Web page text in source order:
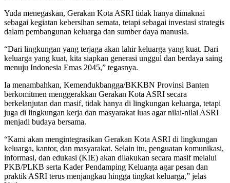
Yuda menegaskan, Gerakan Kota ASRI tidak hanya dimaknai
sebagai kegiatan kebersihan semata, tetapi sebagai investasi strategis
dalam pembangunan keluarga dan sumber daya manusia.
“Dari lingkungan yang terjaga akan lahir keluarga yang kuat. Dari
keluarga yang kuat, kita siapkan generasi unggul dan berdaya saing
menuju Indonesia Emas 2045,” tegasnya.
Ia menambahkan, Kemendukbangga/BKKBN Provinsi Banten
berkomitmen menggerakkan Gerakan Kota ASRI secara
berkelanjutan dan masif, tidak hanya di lingkungan keluarga, tetapi
juga di lingkungan kerja dan masyarakat luas agar nilai-nilai ASRI
menjadi budaya bersama.
“Kami akan mengintegrasikan Gerakan Kota ASRI di lingkungan
keluarga, kantor, dan masyarakat. Selain itu, penguatan komunikasi,
informasi, dan edukasi (KIE) akan dilakukan secara masif melalui
PKB/PLKB serta Kader Pendamping Keluarga agar pesan dan
praktik ASRI terus menjangkau hingga tingkat keluarga,” jelas